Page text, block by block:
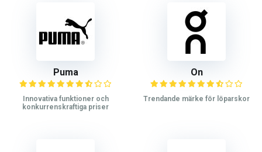
Puma
Innovativa funktioner och
konkurrenskraftiga priser
On
Trendande märke för löparskor